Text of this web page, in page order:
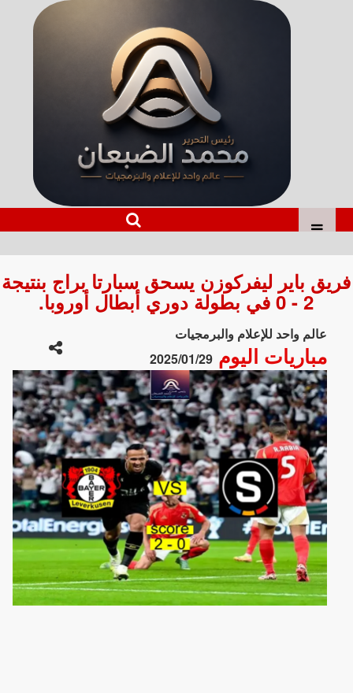
فريق باير ليفركوزن يسحق سبارتا براج بنتيجة
2 - 0 في بطولة دوري أبطال أوروبا.
عالم واحد للإعلام والبرمجيات
مباريات اليوم2025/01/29